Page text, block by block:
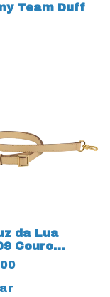
Team Duff
da Lua
Couro
18906
Butter